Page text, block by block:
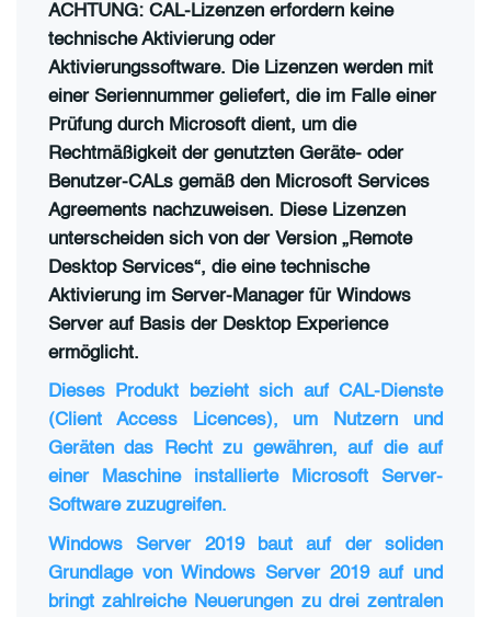
ACHTUNG: CAL-Lizenzen erfordern keine
technische Aktivierung oder
Aktivierungssoftware. Die Lizenzen werden mit
einer Seriennummer geliefert, die im Falle einer
Prüfung durch Microsoft dient, um die
Rechtmäßigkeit der genutzten Geräte- oder
Benutzer-CALs gemäß den Microsoft Services
Agreements nachzuweisen. Diese Lizenzen
unterscheiden sich von der Version „Remote
Desktop Services“, die eine technische
Aktivierung im Server-Manager für Windows
Server auf Basis der Desktop Experience
ermöglicht.
Dieses Produkt bezieht sich auf CAL-Dienste
(Client Access Licences), um Nutzern und
Geräten das Recht zu gewähren, auf die auf
einer Maschine installierte Microsoft Server-
Software zuzugreifen.
Windows Server 2019 baut auf der soliden
Grundlage von Windows Server 2019 auf und
bringt zahlreiche Neuerungen zu drei zentralen